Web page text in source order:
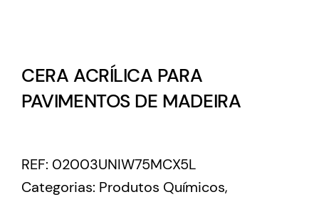
CERA ACRÍLICA PARA
PAVIMENTOS DE MADEIRA
REF: 02003UNIW75MCX5L
Categorias: Produtos Químicos,